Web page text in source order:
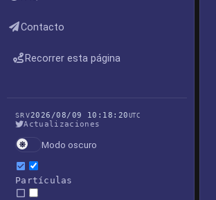
Contacto
Recorrer esta página
SRV2026/08/09 10:18:20UTC
Actualizaciones
Modo oscuro
Partículas